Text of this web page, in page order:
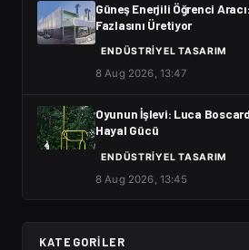
Güneş Enerjili Öğrenci
Fazlasını Üretiyor
ENDÜSTRIYEL TASARIM
8 Aug 2026, 13:47
Oyunun İşlevi: Luca
Hayal Gücü
ENDÜSTRIYEL TASARIM
8 Aug 2026, 13:45
KATEGORILER